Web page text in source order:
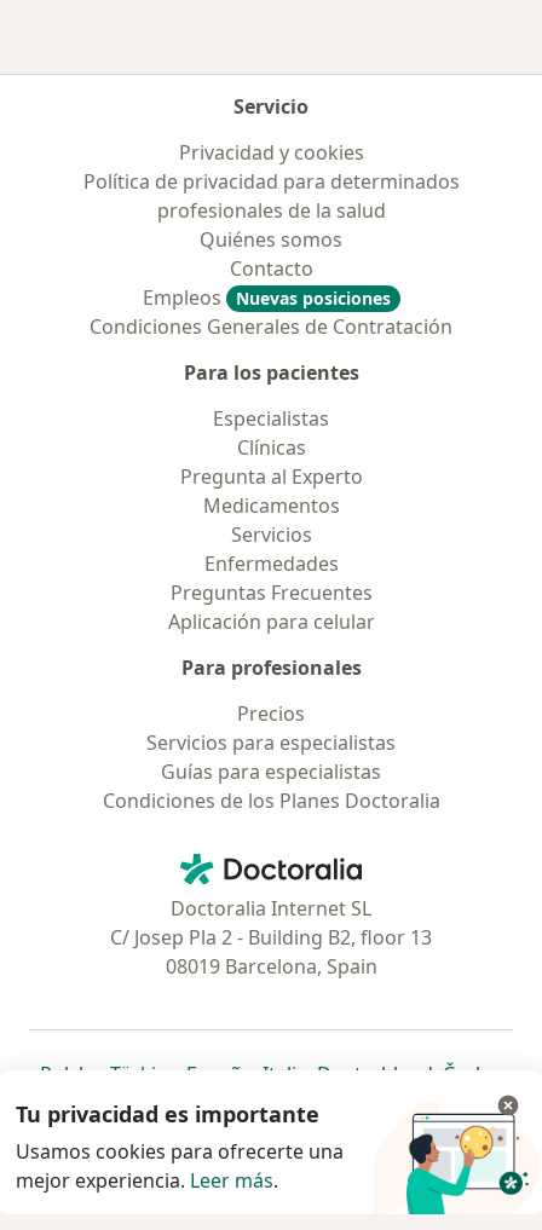
Servicio
Privacidad y cookies
Política de privacidad para determinados
profesionales de la salud
Quiénes somos
Contacto
Empleos
Nuevas posiciones
Condiciones Generales de Contratación
Para los pacientes
Especialistas
Clínicas
Pregunta al Experto
Medicamentos
Servicios
Enfermedades
Preguntas Frecuentes
Aplicación para celular
Para profesionales
Precios
Servicios para especialistas
Guías para especialistas
Condiciones de los Planes Doctoralia
Doctoralia - Página de inicio
Doctoralia Internet SL
C/ Josep Pla 2 - Building B2, floor 13
08019 Barcelona, Spain
Polska se abre en una nueva pestaña
Türkiye se abre en una nueva pestaña
España se abre en una nueva pestaña
Italia se abre en una nueva
Deutschlandse abre en
Česko
Portugal
se abre en una nueva pestaña
México se abre en una nueva pestaña
Chile se abre en una nueva pestaña
Brasil se abre en una nueva
se abre en
se
se abre en una nueva
www.doctoralia.pe © 2026 - Encuentra tu
Tu privacidad es importante
Usamos cookies para ofrecerte una
mejor experiencia. Leer más.